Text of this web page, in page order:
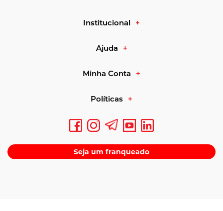
Institucional
Ajuda
Minha Conta
Políticas
Seja um franqueado